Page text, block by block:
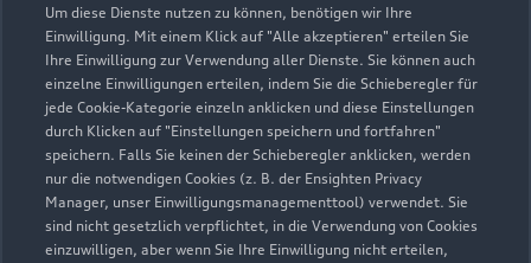
Um diese Dienste nutzen zu können, benötigen wir Ihre
Einwilligung. Mit einem Klick auf "Alle akzeptieren" erteilen Sie
Ihre Einwilligung zur Verwendung aller Dienste. Sie können auch
einzelne Einwilligungen erteilen, indem Sie die Schieberegler für
jede Cookie-Kategorie einzeln anklicken und diese Einstellungen
durch Klicken auf "Einstellungen speichern und fortfahren"
speichern. Falls Sie keinen der Schieberegler anklicken, werden
nur die notwendigen Cookies (z. B. der Ensighten Privacy
Manager, unser Einwilligungsmanagementtool) verwendet. Sie
sind nicht gesetzlich verpflichtet, in die Verwendung von Cookies
einzuwilligen, aber wenn Sie Ihre Einwilligung nicht erteilen,
endgültige Bewertung erst nach einer Prüfung des Fahrzeugs
durch den Audi Partner bzw. einen Kfz-Sachverständigen
erfolgen.
Ein Angebot der Audi Leasing, Zweigniederlassung der
Volkswagen Leasing GmbH, Gifhorner Str. 57, 38112
Braunschweig, für Privatkunden und gewerbliche
Einzelabnehmer.
Diese Leistung umfasst den Anspruch auf eine begrenzte